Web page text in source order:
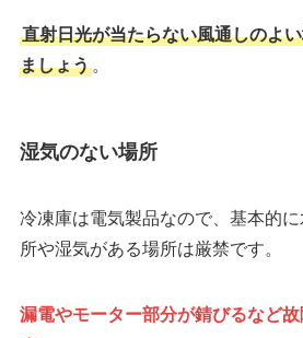
直射日光が当たらない風通しのよ
ましょう。
湿気のない場所
冷凍庫は電気製品なので、基本的
所や湿気がある場所は厳禁です。
漏電やモーター部分が錆びるなど